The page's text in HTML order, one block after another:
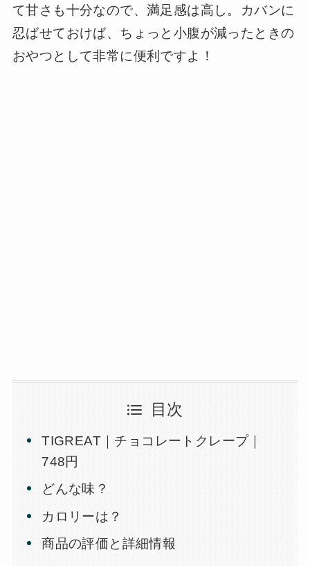
て甘さも十分なので、満足感は高し。カバンに
忍ばせておけば、ちょっと小腹が減ったときの
おやつとして非常に便利ですよ！
目次
TIGREAT｜チョコレートクレープ｜
748円
どんな味？
カロリーは？
商品の評価と詳細情報